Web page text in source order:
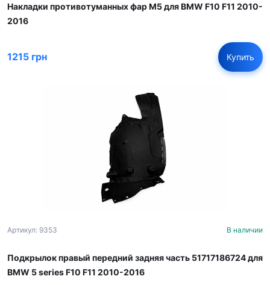
Накладки противотуманных фар M5 для BMW F10 F11 2010-
2016
1215 грн Купить
Артикул: 9353 В наличии
Подкрылок правый передний задняя часть 51717186724 для
BMW 5 series F10 F11 2010-2016